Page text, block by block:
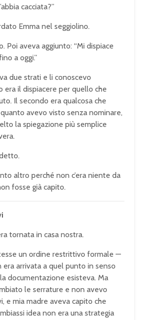
cacciata?”
Emma nel seggiolino.
Poi aveva aggiunto: “Mi dispiace
a oggi.”
due strati e li conoscevo
era il dispiacere per quello che
Il secondo era qualcosa che
avevo visto senza nominare,
la spiegazione più semplice
altro perché non c’era niente da
fosse già capito.
tornata in casa nostra.
un ordine restrittivo formale —
era arrivata a quel punto in senso
documentazione esisteva. Ma
le serrature e non avevo
e mia madre aveva capito che
idea non era una strategia